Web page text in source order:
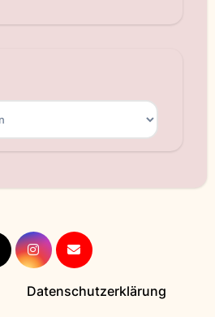
Datenschutzerklärung